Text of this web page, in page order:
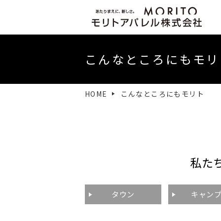
こんなところにもモ
HOME こんなところにもモリト
私た
タウン キャン